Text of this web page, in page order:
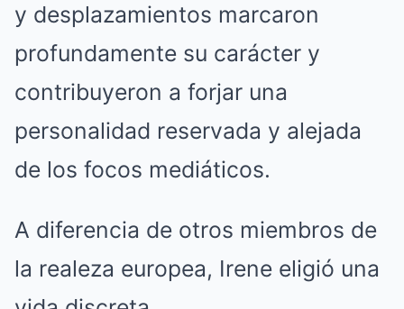
y desplazamientos marcaron
profundamente su carácter y
contribuyeron a forjar una
personalidad reservada y alejada
de los focos mediáticos.
A diferencia de otros miembros de
la realeza europea, Irene eligió una